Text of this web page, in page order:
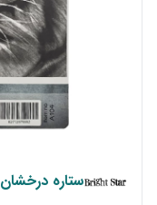
ستاره درخشان